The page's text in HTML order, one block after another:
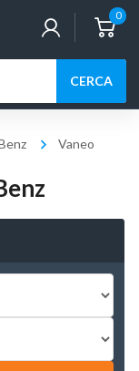
0
CERCA
Vaneo